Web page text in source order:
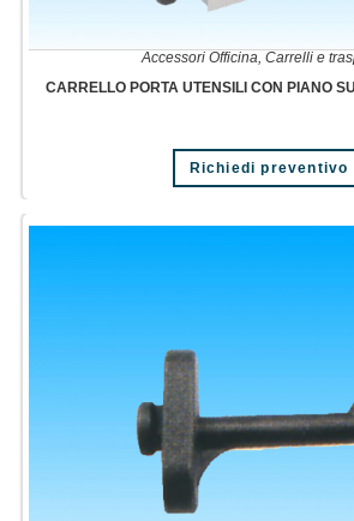
Accessori Officina, Carrelli e
CARRELLO PORTA UTENSILI CON PIANO
Richiedi preventivo